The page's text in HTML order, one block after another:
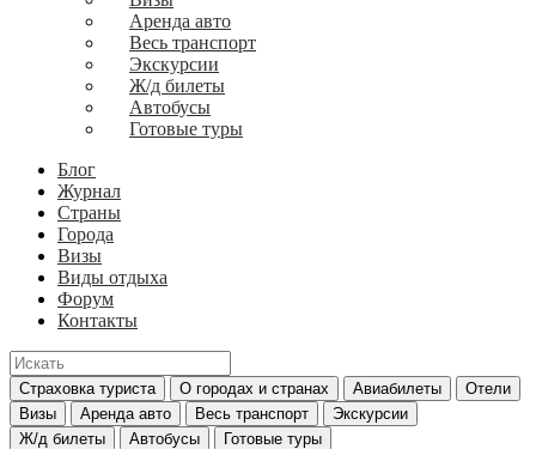
Аренда авто
Весь транспорт
Экскурсии
Ж/д билеты
Автобусы
Готовые туры
Блог
Журнал
Страны
Города
Визы
Виды отдыха
Форум
Контакты
Страховка туриста О городах и странах Авиабилеты
Отели
Визы
Аренда авто Весь транспорт
Экскурсии
Ж/д билеты
Автобусы Готовые туры